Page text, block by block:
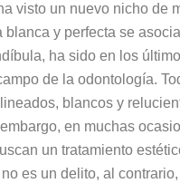
visto un nuevo nicho de
blanca y perfecta se
ha sido en los
de la odontología.
blancos y
en muchas
un tratamiento
es un delito, al